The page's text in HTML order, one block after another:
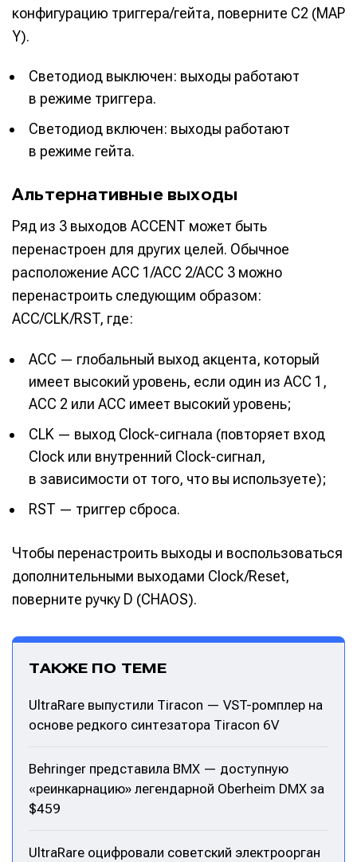
конфигурацию триггера/гейта, поверните C2 (MAP
Y).
Светодиод выключен: выходы работают
в режиме триггера.
Светодиод включен: выходы работают
в режиме гейта.
Альтернативные выходы
Ряд из 3 выходов ACCENT может быть
перенастроен для других целей. Обычное
расположение ACC 1/ACC 2/ACC 3 можно
перенастроить следующим образом:
ACC/CLK/RST, где:
ACC — глобальный выход акцента, который
имеет высокий уровень, если один из ACC 1,
ACC 2 или ACC имеет высокий уровень;
CLK — выход Clock-сигнала (повторяет вход
Clock или внутренний Clock-сигнал,
в зависимости от того, что вы используете);
RST — триггер сброса.
Чтобы перенастроить выходы и воспользоваться
дополнительными выходами Clock/Reset,
поверните ручку D (CHAOS).
ТАКЖЕ ПО ТЕМЕ
UltraRare выпустили Tiracon — VST-ромплер на
основе редкого синтезатора Tiracon 6V
Behringer представила BMX — доступную
«реинкарнацию» легендарной Oberheim DMX за
$459
UltraRare оцифровали советский электроорган